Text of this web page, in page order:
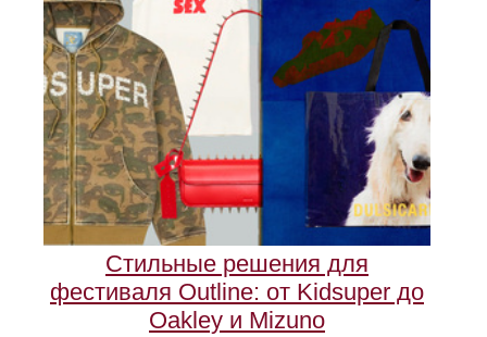
Стильные решения для
фестиваля Outline: от Kidsuper до
Oakley и Mizuno